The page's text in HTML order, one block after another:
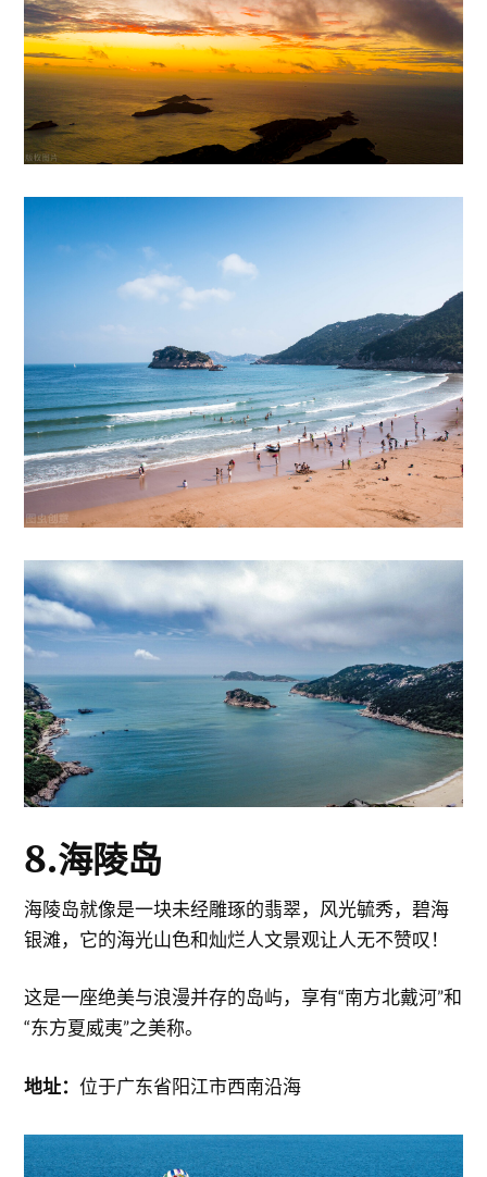
8.海陵岛
海陵岛就像是一块未经雕琢的翡翠，风光毓秀，碧海
银滩，它的海光山色和灿烂人文景观让人无不赞叹！
这是一座绝美与浪漫并存的岛屿，享有“南方北戴河”和
“东方夏威夷”之美称。
地址：位于广东省阳江市西南沿海